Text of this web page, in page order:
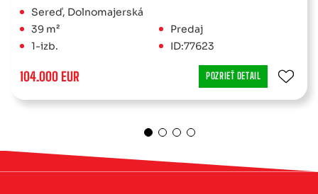
Sereď, Dolnomajerská
39 m²
Predaj
1-izb.
ID:77623
104.000 EUR POZRIEŤ DETAIL